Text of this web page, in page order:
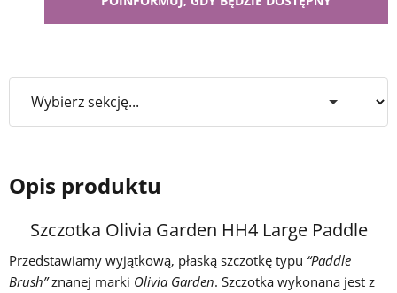
Opis produktu
Szczotka Olivia Garden HH4 Large Paddle
Przedstawiamy wyjątkową, płaską szczotkę typu “Paddle
Brush”znanej marki Olivia Garden. Szczotka wykonana jest z